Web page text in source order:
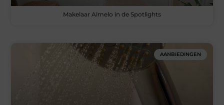
Makelaar Almelo in de Spotlights
AANBIEDINGEN